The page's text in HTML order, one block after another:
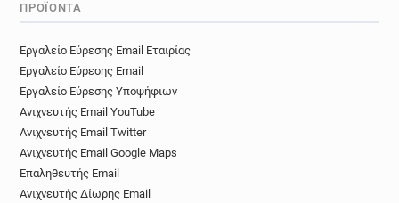
ΠΡΟΪΌΝΤΑ
Εργαλείο Εύρεσης Email Εταιρίας
Εργαλείο Εύρεσης Email
Εργαλείο Εύρεσης Υποψήφιων
Ανιχνευτής Email YouTube
Ανιχνευτής Email Twitter
Ανιχνευτής Email Google Maps
Επαληθευτής Email
Ανιχνευτής Δίωρης Email